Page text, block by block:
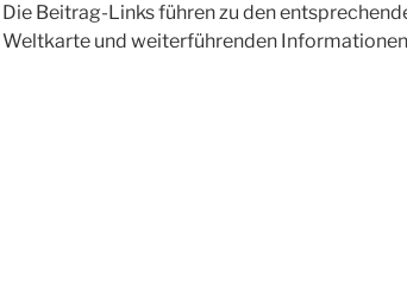
Die Beitrag-Links führen zu den
Weltkarte und weiterführenden